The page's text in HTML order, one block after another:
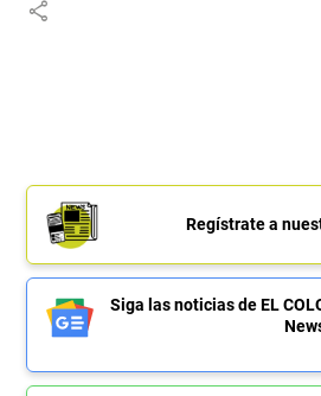
share
Regístrate a
Siga las noticias de EL